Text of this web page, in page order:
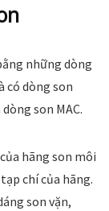
những dòng
có dòng son
son MAC.
hãng son môi
chí của hãng.
son vặn,